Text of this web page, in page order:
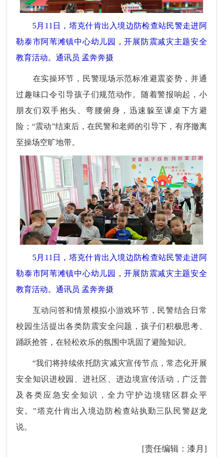
5月11日，塔克什肯出入境边防检查站民警走进阿
勒泰市阿苇滩镇中心幼儿园，开展防震减灾主题安全
教育活动。通讯员 孟奔奔摄
在实操环节，民警现场示范标准避震姿势，并通
过趣味口令引导孩子们规范动作。随着警报响起，小
朋友们双手抱头、弯腰俯身，迅速躲至课桌下方避
险；“震动”结束后，在民警和老师的引导下，有序撤离
至操场空旷地带。
5月11日，塔克什肯出入境边防检查站民警走进阿
勒泰市阿苇滩镇中心幼儿园，开展防震减灾主题安全
教育活动。通讯员 孟奔奔摄
互动问答和情景模拟小游戏环节，民警结合日常
校园生活提出各类防震安全问题，孩子们积极思考、
踊跃抢答，在轻松欢乐的氛围中巩固了避险知识。
“我们将持续依托防灾减灾宣传节点，常态化开展
安全知识进校园、进社区、进边境宣传活动，广泛普
及各类应急安全知识，全力守护边境辖区群众平
安。”塔克什肯出入境边防检查站执勤三队民警赵龙
说。
[责任编辑：漆月]